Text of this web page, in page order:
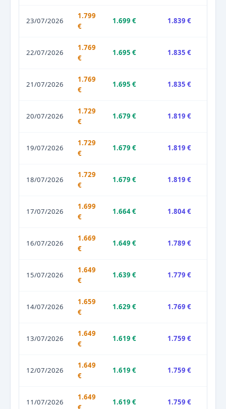
23/07/2026
1.799
€
1.699 € 1.839 €
22/07/2026
1.769
€
1.695 € 1.835 €
21/07/2026
1.769
€
1.695 € 1.835 €
20/07/2026
1.729
€
1.679 € 1.819 €
19/07/2026
1.729
€
1.679 € 1.819 €
18/07/2026
1.729
€
1.679 € 1.819 €
17/07/2026
1.699
€
1.664 € 1.804 €
16/07/2026
1.669
€
1.649 € 1.789 €
15/07/2026
1.649
€
1.639 € 1.779 €
14/07/2026
1.659
€
1.629 € 1.769 €
13/07/2026
1.649
€
1.619 € 1.759 €
12/07/2026
1.649
€
1.619 € 1.759 €
11/07/2026
1.649
1.619 € 1.759 €